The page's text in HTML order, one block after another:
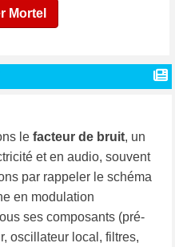
Mortel
le facteur de bruit, un
et en audio, souvent
par rappeler le schéma
en modulation
ses composants (pré-
oscillateur local, filtres,